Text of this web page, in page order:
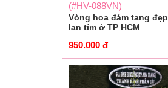
(#HV-088VN)
Vòng hoa đám tang đẹp
lan tím ở TP HCM
950.000 đ